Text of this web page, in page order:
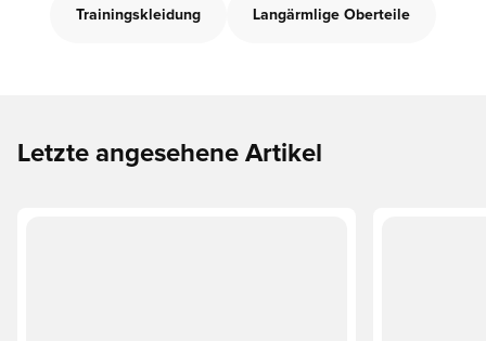
Trainingskleidung Langärmlige Oberteile
Letzte angesehene Artikel